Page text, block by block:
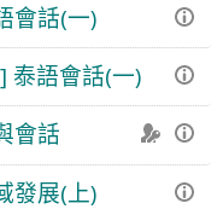
會話(一)
泰語會話(一)
會話
發展(上)